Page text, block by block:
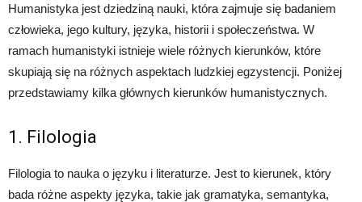
Humanistyka jest dziedziną nauki, która zajmuje się badaniem
człowieka, jego kultury, języka, historii i społeczeństwa. W
ramach humanistyki istnieje wiele różnych kierunków, które
skupiają się na różnych aspektach ludzkiej egzystencji. Poniżej
przedstawiamy kilka głównych kierunków humanistycznych.
1. Filologia
Filologia to nauka o języku i literaturze. Jest to kierunek, który
bada różne aspekty języka, takie jak gramatyka, semantyka,